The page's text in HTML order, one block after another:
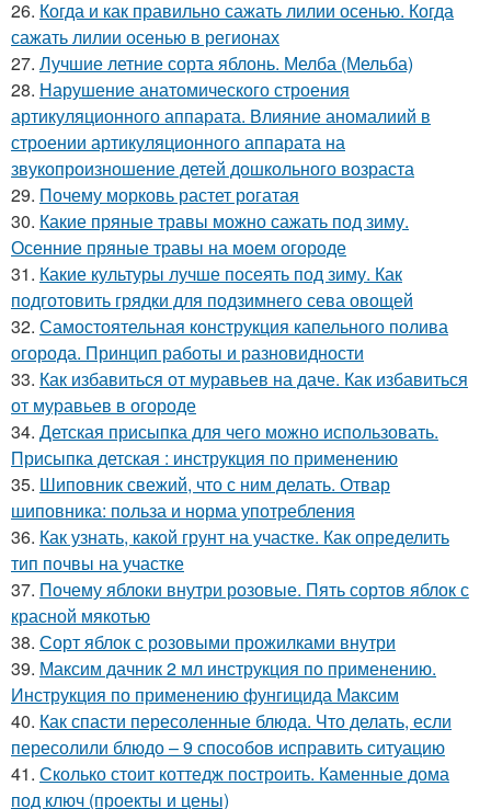
26. Когда и как правильно сажать лилии осенью. Когда
сажать лилии осенью в регионах
27. Лучшие летние сорта яблонь. Мелба (Мельба)
28. Нарушение анатомического строения
артикуляционного аппарата. Влияние аномалиий в
строении артикуляционного аппарата на
звукопроизношение детей дошкольного возраста
29. Почему морковь растет рогатая
30. Какие пряные травы можно сажать под зиму.
Осенние пряные травы на моем огороде
31. Какие культуры лучше посеять под зиму. Как
подготовить грядки для подзимнего сева овощей
32. Самостоятельная конструкция капельного полива
огорода. Принцип работы и разновидности
33. Как избавиться от муравьев на даче. Как избавиться
от муравьев в огороде
34. Детская присыпка для чего можно использовать.
Присыпка детская : инструкция по применению
35. Шиповник свежий, что с ним делать. Отвар
шиповника: польза и норма употребления
36. Как узнать, какой грунт на участке. Как определить
тип почвы на участке
37. Почему яблоки внутри розовые. Пять сортов яблок с
красной мякотью
38. Сорт яблок с розовыми прожилками внутри
39. Максим дачник 2 мл инструкция по применению.
Инструкция по применению фунгицида Максим
40. Как спасти пересоленные блюда. Что делать, если
пересолили блюдо – 9 способов исправить ситуацию
41. Сколько стоит коттедж построить. Каменные дома
под ключ (проекты и цены)